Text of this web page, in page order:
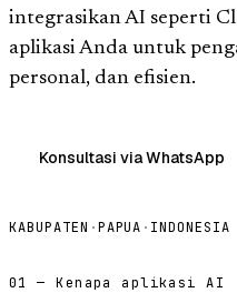
integrasikan AI seperti
aplikasi Anda untuk
personal, dan efisien.
Konsultasi via WhatsApp
KABUPATEN ·PAPUA · INDONESIA
01 — Kenapa aplikasi AI